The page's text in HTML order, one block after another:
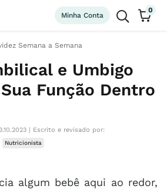
Minha Conta
0
Semana a Semana
e Umbigo
Função Dentro
| Escrito e revisado por:
Nutricionista
algum bebê aqui ao redor,